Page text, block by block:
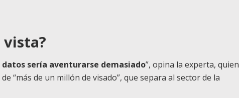
vista?
sería aventurarse demasiado”, opina la experta, quien
“más de un millón de visado”, que separa al sector de la